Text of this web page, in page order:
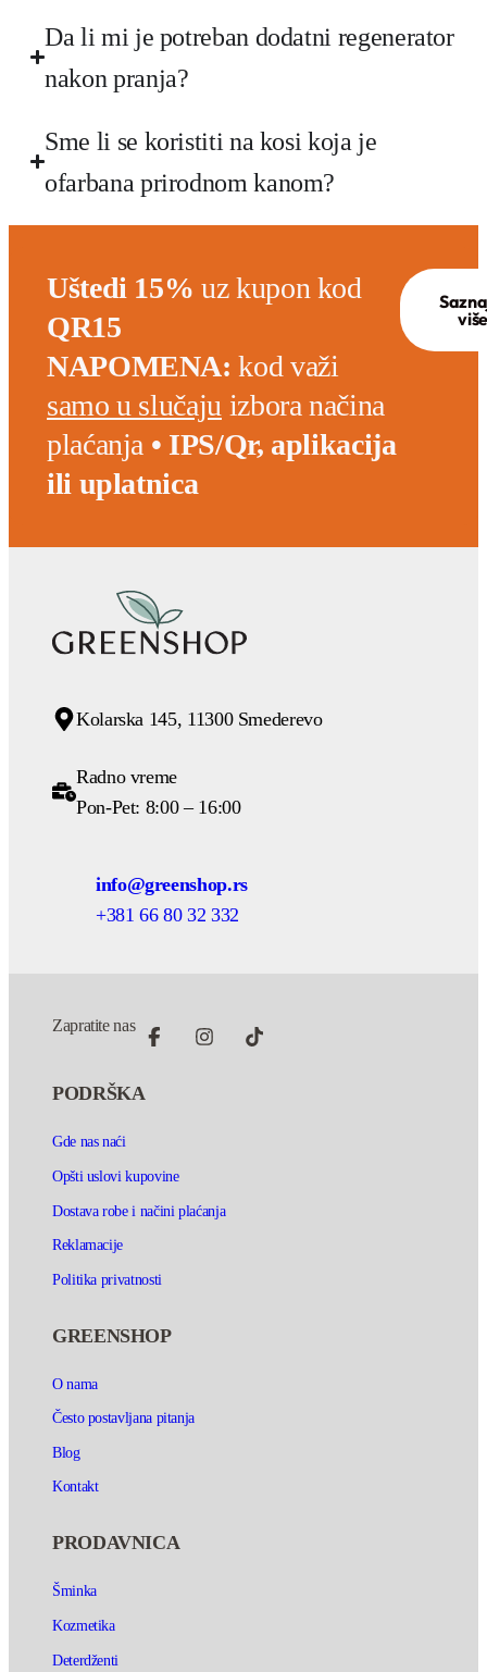
Da li mi je potreban dodatni regenerator
nakon pranja?
Sme li se koristiti na kosi koja je
ofarbana prirodnom kanom?
Uštedi 15% uz kupon kod
QR15
NAPOMENA: kod važi
samo u slučaju izbora načina
plaćanja • IPS/Qr, aplikacija
ili uplatnica
više
Kolarska 145, 11300 Smederevo
Radno vreme
Pon-Pet: 8:00 – 16:00
info@greenshop.rs
+381 66 80 32 332
Zapratite nas
PODRŠKA
Gde nas naći
Opšti uslovi kupovine
Dostava robe i načini plaćanja
Reklamacije
Politika privatnosti
GREENSHOP
O nama
Često postavljana pitanja
Blog
Kontakt
PRODAVNICA
Šminka
Kozmetika
Deterdženti